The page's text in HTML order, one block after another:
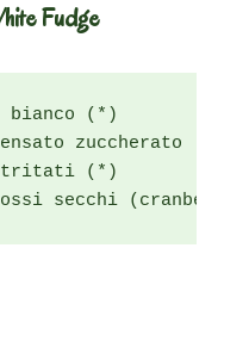
Fudge
bianco (*)
zuccherato
tritati (*)
secchi (cranberry)